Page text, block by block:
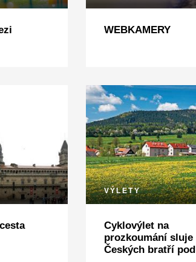
WEBKAMERY
VÝLETY
Cyklovýlet na
prozkoumání sluje
Českých bratří pod